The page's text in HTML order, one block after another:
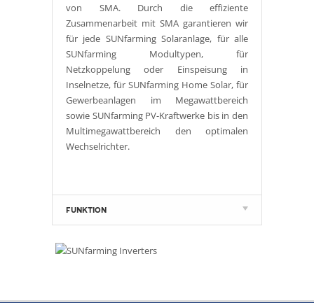
von SMA. Durch die effiziente
Zusammenarbeit mit SMA garantieren wir
für jede SUNfarming Solaranlage, für alle
SUNfarming Modultypen, für
Netzkoppelung oder Einspeisung in
Inselnetze, für SUNfarming Home Solar, für
Gewerbeanlagen im Megawattbereich
sowie SUNfarming PV-Kraftwerke bis in den
Multimegawattbereich den optimalen
Wechselrichter.
funktion